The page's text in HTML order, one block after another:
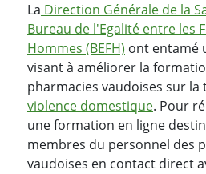
La Direction Générale de la
Bureau de l'Egalité entre les
Hommes (BEFH) ont entamé
visant à améliorer la
pharmacies vaudoises sur la
violence domestique. Pour
une formation en ligne
membres du personnel des
vaudoises en contact direct